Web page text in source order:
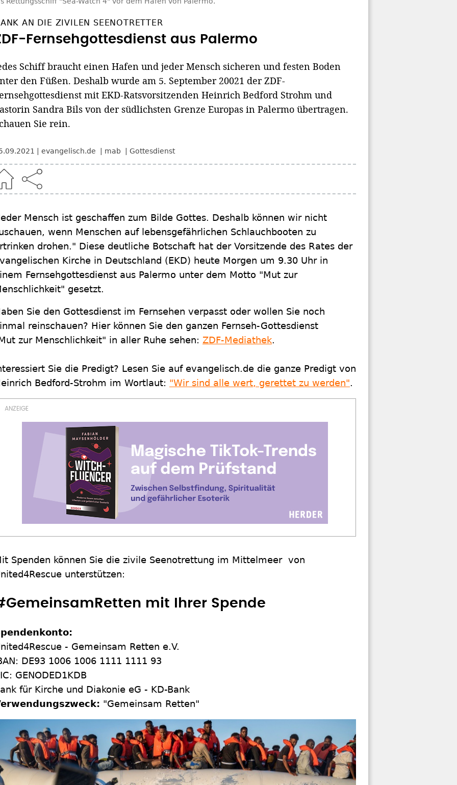
AN DIE ZIVILEN SEENOTRETTER
Fernsehgottesdienst aus Palermo
Schiff braucht einen Hafen und jeder Mensch sicheren und festen Boden
den Füßen. Deshalb wurde am 5. September 20021 der ZDF-
mit EKD-Ratsvorsitzenden Heinrich Bedford Strohm und
Sandra Bils von der südlichsten Grenze Europas in Palermo übertragen.
Sie rein.
evangelisch.de mab Gottesdienst
Mensch ist geschaffen zum Bilde Gottes. Deshalb können wir nicht
wenn Menschen auf lebensgefährlichen Schlauchbooten zu
drohen." Diese deutliche Botschaft hat der Vorsitzende des Rates der
Kirche in Deutschland (EKD) heute Morgen um 9.30 Uhr in
Fernsehgottesdienst aus Palermo unter dem Motto "Mut zur
gesetzt.
Sie den Gottesdienst im Fernsehen verpasst oder wollen Sie noch
reinschauen? Hier können Sie den ganzen Fernseh-Gottesdienst
zur Menschlichkeit" in aller Ruhe sehen: ZDF-Mediathek.
Sie die Predigt? Lesen Sie auf evangelisch.de die ganze Predigt von
Bedford-Strohm im Wortlaut: "Wir sind alle wert, gerettet zu werden".
Spenden können Sie die zivile Seenotrettung im Mittelmeer von
unterstützen:
mit Ihrer Spende
- Gemeinsam Retten e.V.
DE93 1006 1006 1111 1111 93
GENODED1KDB
für Kirche und Diakonie eG - KD-Bank
"Gemeinsam Retten"